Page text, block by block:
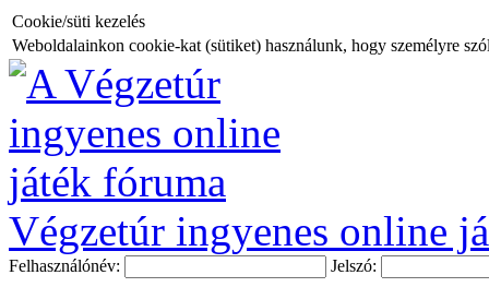
Cookie/süti kezelés
Weboldalainkon cookie-kat (sütiket) használunk, hogy személyre
Végzetúr ingyenes online
Felhasználónév: Jelszó: